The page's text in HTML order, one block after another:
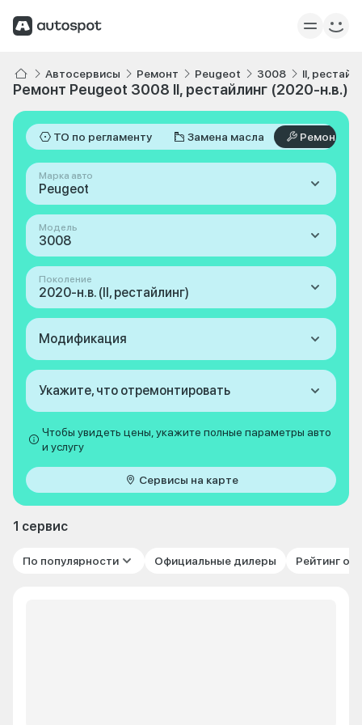
Автосервисы Ремонт Peugeot 3008 II,
Ремонт Peugeot 3008 II, рестайлинг (2020-н.в.)
ТО по регламенту Замена масла Ремонт
Марка авто
Peugeot
Модель
3008
Поколение
2020-н.в. (II, рестайлинг)
Модификация
Укажите, что отремонтировать
Чтобы увидеть цены, укажите полные параметры авто
и услугу
Сервисы на карте
1 сервис
По популярности Официальные дилеры Рейтинг